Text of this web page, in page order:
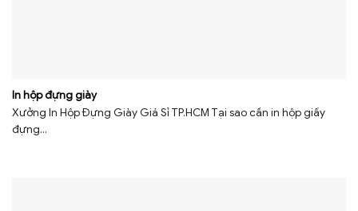
In hộp đựng giày
Xưởng In Hộp Đựng Giày Giá Sỉ TP.HCM Tại sao cần in hộp giấy
đựng...